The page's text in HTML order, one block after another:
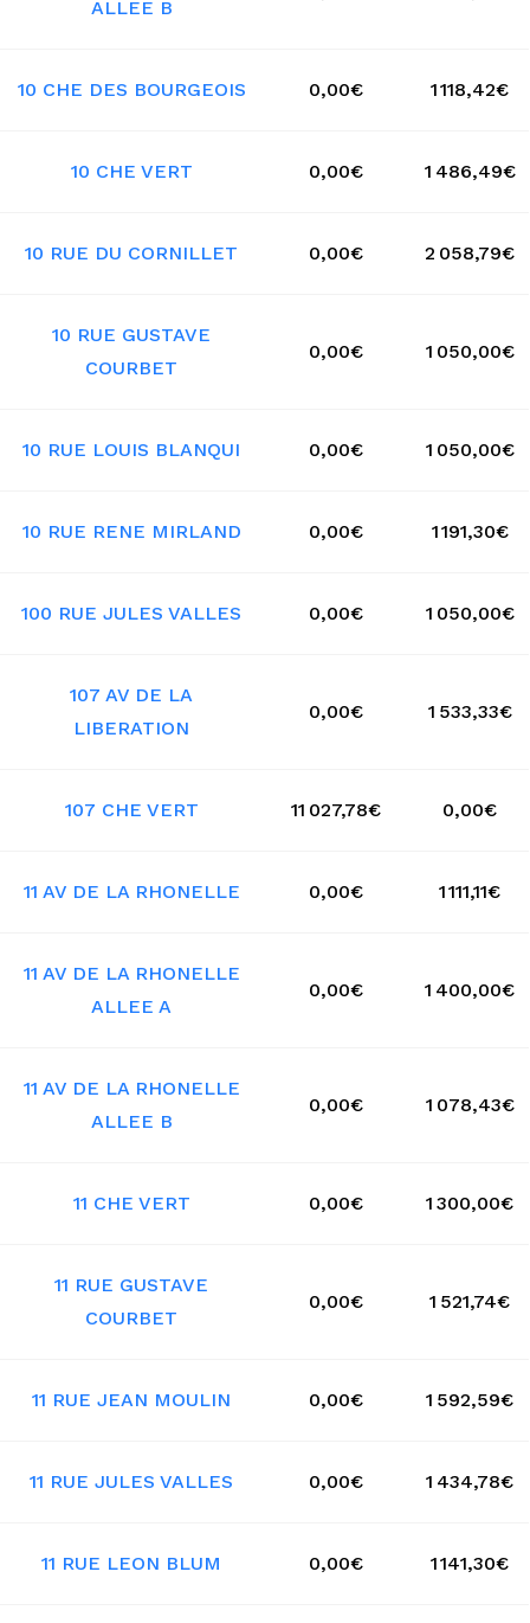
ALLEE B
10 CHE DES BOURGEOIS 0,00€ 1 118,42€
10 CHE VERT 0,00€ 1 486,49€
10 RUE DU CORNILLET 0,00€ 2 058,79€
10 RUE GUSTAVE
COURBET
0,00€ 1 050,00€
10 RUE LOUIS BLANQUI 0,00€ 1 050,00€
10 RUE RENE MIRLAND 0,00€ 1 191,30€
100 RUE JULES VALLES 0,00€ 1 050,00€
107 AV DE LA
LIBERATION
0,00€ 1 533,33€
107 CHE VERT 11 027,78€ 0,00€
11 AV DE LA RHONELLE 0,00€ 1 111,11€
11 AV DE LA RHONELLE
ALLEE A
0,00€ 1 400,00€
11 AV DE LA RHONELLE
ALLEE B
0,00€ 1 078,43€
11 CHE VERT 0,00€ 1 300,00€
11 RUE GUSTAVE
COURBET
0,00€ 1 521,74€
11 RUE JEAN MOULIN 0,00€ 1 592,59€
11 RUE JULES VALLES 0,00€ 1 434,78€
11 RUE LEON BLUM 0,00€ 1 141,30€